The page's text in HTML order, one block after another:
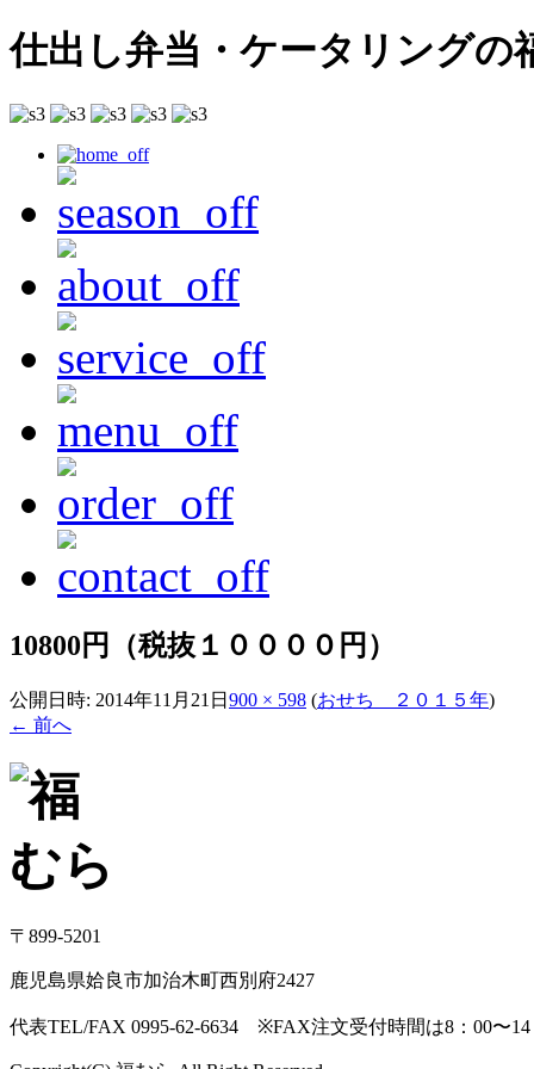
仕出し弁当・ケータリングの
10800円（税抜１００００円）
公開日時: 2014年11月21日 900 × 598 (おせち ２０１５年)
← 前へ
〒899-5201
鹿児島県姶良市加治木町西別府2427
代表TEL/FAX 0995-62-6634 ※FAX注文受付時間は8：00〜